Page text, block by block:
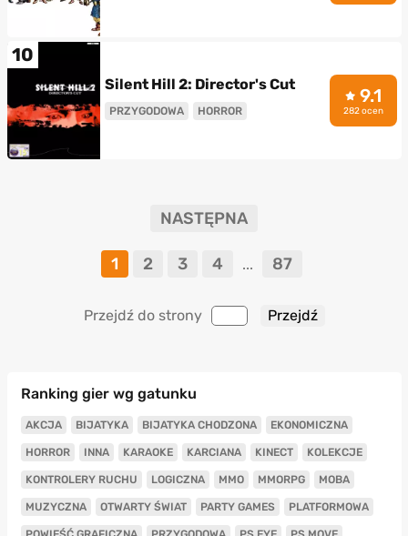
10
Silent Hill 2: Director's Cut
PRZYGODOWA HORROR
9.1
282 ocen
NASTĘPNA
1 2 3 4 ... 87
Przejdź do strony
Ranking gier wg gatunku
AKCJA BIJATYKA BIJATYKA CHODZONA EKONOMICZNA
HORROR INNA KARAOKE KARCIANA KINECT KOLEKCJE
KONTROLERY RUCHU LOGICZNA MMO MMORPG MOBA
MUZYCZNA OTWARTY ŚWIAT PARTY GAMES PLATFORMOWA